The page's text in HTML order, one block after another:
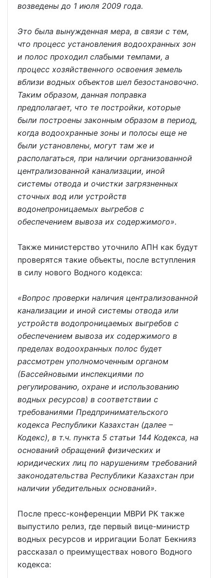
возведены до 1 июля 2009 года.
Это была вынужденная мера, в связи с тем,
что процесс установления водоохранных зон
и полос проходил слабыми темпами, а
процесс хозяйственного освоения земель
вблизи водных объектов шел безостановочно.
Таким образом, данная поправка
предполагает, что те постройки, которые
были построены законным образом в период,
когда водоохранные зоны и полосы еще не
были установлены, могут там же и
располагаться, при наличии организованной
централизованной канализации, иной
системы отвода и очистки загрязненных
сточных вод или устройств
водонепроницаемых выгребов с
обеспечением вывоза их содержимого».
Также министерство уточнило АПН как будут
проверятся такие объекты, после вступления
в силу нового Водного кодекса:
«Вопрос проверки наличия централизованной
канализации и иной системы отвода или
устройств водопроницаемых выгребов с
обеспечением вывоза их содержимого в
пределах водоохранных полос будет
рассмотрен уполномоченным органом
(Бассейновыми инспекциями по
регулированию, охране и использованию
водных ресурсов) в соответствии с
требованиями Предпринимательского
кодекса Республики Казахстан (далее –
Кодекс), в т.ч. пункта 5 статьи 144 Кодекса, на
оснований обращений физических и
юридических лиц по нарушениям требований
законодательства Республики Казахстан при
наличии убедительных оснований».
После пресс-конференции МВРИ РК также
выпустило релиз, где первый вице-министр
водных ресурсов и ирригации Болат Бекнияз
рассказал о преимуществах нового Водного
кодекса: